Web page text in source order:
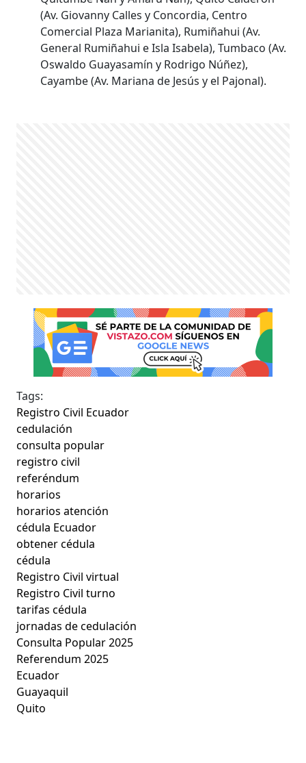
(Av. Giovanny Calles y Concordia, Centro
Comercial Plaza Marianita), Rumiñahui (Av.
General Rumiñahui e Isla Isabela), Tumbaco (Av.
Oswaldo Guayasamín y Rodrigo Núñez),
Cayambe (Av. Mariana de Jesús y el Pajonal).
Tags:
Registro Civil Ecuador
cedulación
consulta popular
registro civil
referéndum
horarios
horarios atención
cédula Ecuador
obtener cédula
cédula
Registro Civil virtual
Registro Civil turno
tarifas cédula
jornadas de cedulación
Consulta Popular 2025
Referendum 2025
Ecuador
Guayaquil
Quito